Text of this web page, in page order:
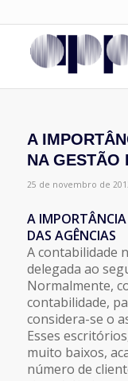
A
NA GESTÃO
25 de novembro de
A
DAS AGÊNCIAS
A contabilidade
delegada ao
Normalmente,
contabilidade,
considera-se o
Esses
muito baixos,
número de